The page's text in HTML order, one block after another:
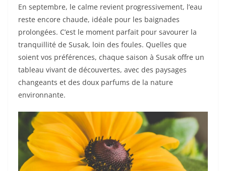
En septembre, le calme revient progressivement, l’eau
reste encore chaude, idéale pour les baignades
prolongées. C’est le moment parfait pour savourer la
tranquillité de Susak, loin des foules. Quelles que
soient vos préférences, chaque saison à Susak offre un
tableau vivant de découvertes, avec des paysages
changeants et des doux parfums de la nature
environnante.